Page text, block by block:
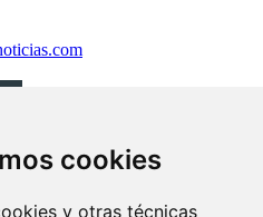
cookies
y otras técnicas